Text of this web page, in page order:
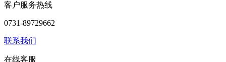
客户服务热线
0731-89729662
联系我们
在线客服